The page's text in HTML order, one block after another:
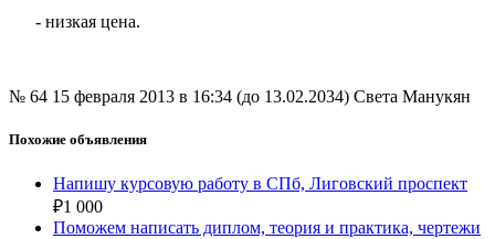
- низкая цена.
№ 64 15 февраля 2013 в 16:34 (до 13.02.2034) Света Манукян
Похожие объявления
Напишу курсовую работу в СПб, Лиговский проспект
₽1 000
Поможем написать диплом, теория и практика, чертежи